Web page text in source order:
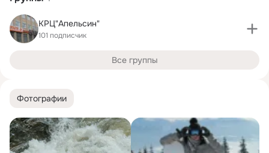
Фотографии
КРЦ"Апельсин"
101 подписчик
Все группы